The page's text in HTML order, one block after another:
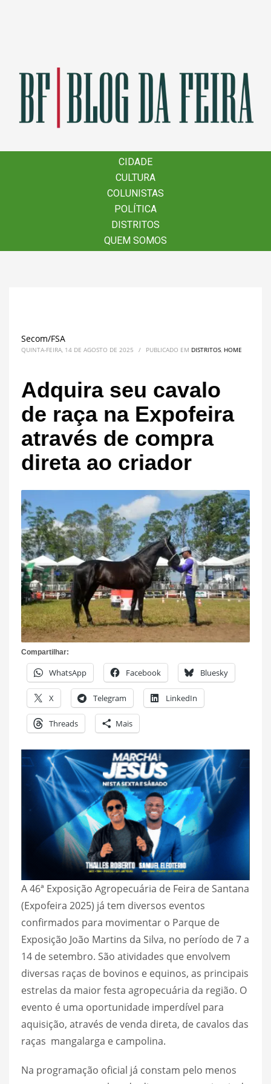
CIDADE
CULTURA
COLUNISTAS
POLÍTICA
DISTRITOS
QUEM SOMOS
CIDADE
CULTURA
COLUNISTAS
POLÍTICA
DISTRITOS
QUEM SOMOS
Secom/FSA
QUINTA-FEIRA, 14 DE AGOSTO DE 2025 / PUBLICADO EM DISTRITOS, HOME
Adquira seu cavalo
de raça na Expofeira
através de compra
direta ao criador
Compartilhar:
WhatsApp Facebook Bluesky
X Telegram LinkedIn
Threads Mais
A 46ª Exposição Agropecuária de Feira de Santana
(Expofeira 2025) já tem diversos eventos
confirmados para movimentar o Parque de
Exposição João Martins da Silva, no período de 7 a
14 de setembro. São atividades que envolvem
diversas raças de bovinos e equinos, as principais
estrelas da maior festa agropecuária da região. O
evento é uma oportunidade imperdível para
aquisição, através de venda direta, de cavalos das
raças mangalarga e campolina.
Na programação oficial já constam pelo menos